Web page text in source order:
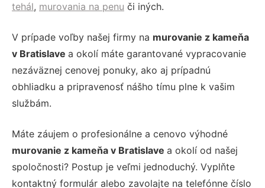
tehál, murovania na penu či iných.
V prípade voľby našej firmy na murovanie z kameňa
v Bratislave a okolí máte garantované vypracovanie
nezáväznej cenovej ponuky, ako aj prípadnú
obhliadku a pripravenosť nášho tímu plne k vašim
službám.
Máte záujem o profesionálne a cenovo výhodné
murovanie z kameňa v Bratislave a okolí od našej
spoločnosti? Postup je veľmi jednoduchý. Vyplňte
kontaktný formulár alebo zavolajte na telefónne číslo